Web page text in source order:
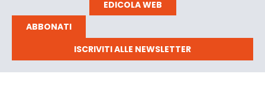
EDICOLA WEB
ABBONATI
ISCRIVITI ALLE NEWSLETTER